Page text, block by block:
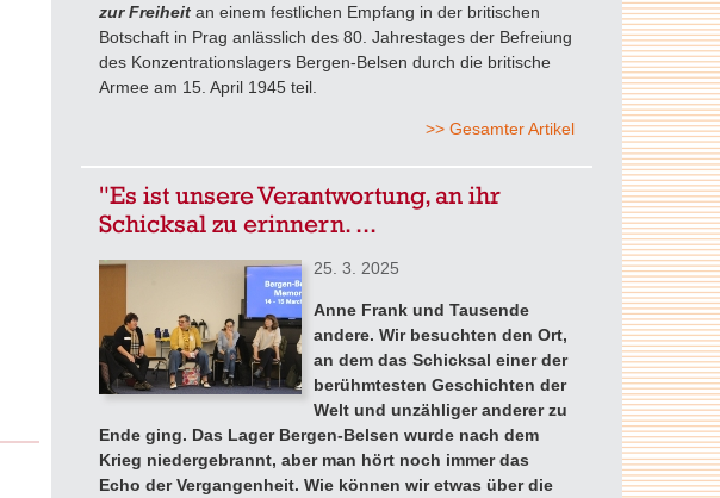
zur Freiheitan einem festlichen Empfang in der britischen
Botschaft in Prag anlässlich des 80. Jahrestages der Befreiung
des Konzentrationslagers Bergen-Belsen durch die britische
Armee am 15. April 1945 teil.
>> Gesamter Artikel
"Es ist unsere Verantwortung, an ihr
Schicksal zu erinnern. ...
25. 3. 2025
Anne Frank und Tausende
andere. Wir besuchten den Ort,
an dem das Schicksal einer der
berühmtesten Geschichten der
Welt und unzähliger anderer zu
Ende ging. Das Lager Bergen-Belsen wurde nach dem
Krieg niedergebrannt, aber man hört noch immer das
Echo der Vergangenheit. Wie können wir etwas über die